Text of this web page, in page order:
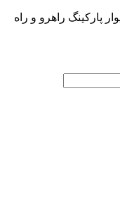
پارکینگ راهرو و راه